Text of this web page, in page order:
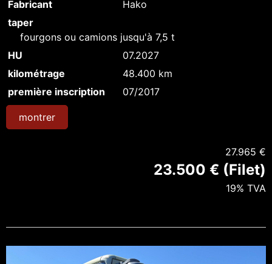
Fabricant
Hako
taper
fourgons ou camions jusqu'à 7,5 t
HU
07.2027
kilométrage
48.400 km
première inscription
07/2017
montrer
27.965 €
23.500 € (Filet)
19% TVA